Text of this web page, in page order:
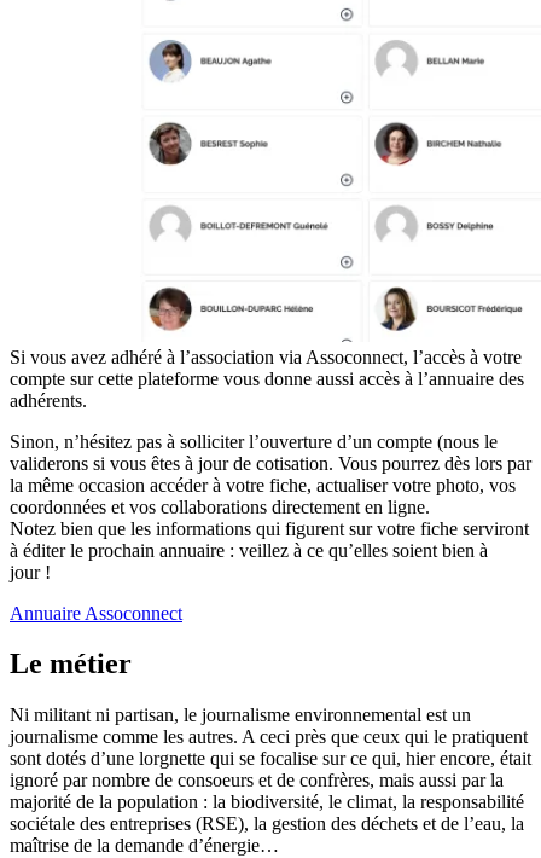
Si vous avez adhéré à l’association via Assoconnect, l’accès à votre
compte sur cette plateforme vous donne aussi accès à l’annuaire des
adhérents.
Sinon, n’hésitez pas à solliciter l’ouverture d’un compte (nous le
validerons si vous êtes à jour de cotisation. Vous pourrez dès lors par
la même occasion accéder à votre fiche, actualiser votre photo, vos
coordonnées et vos collaborations directement en ligne.
Notez bien que les informations qui figurent sur votre fiche serviront
à éditer le prochain annuaire : veillez à ce qu’elles soient bien à
jour !
Annuaire Assoconnect
Le métier
Ni militant ni partisan, le journalisme environnemental est un
journalisme comme les autres. A ceci près que ceux qui le pratiquent
sont dotés d’une lorgnette qui se focalise sur ce qui, hier encore, était
ignoré par nombre de consoeurs et de confrères, mais aussi par la
majorité de la population : la biodiversité, le climat, la responsabilité
sociétale des entreprises (RSE), la gestion des déchets et de l’eau, la
maîtrise de la demande d’énergie…